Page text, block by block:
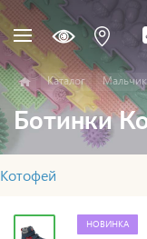
Каталог
Ботинки
Котофей
НОВИНКА